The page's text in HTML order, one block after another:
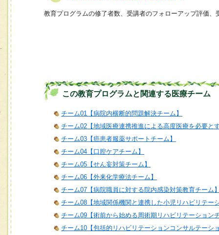
教育プログラムの修了者数、受講者のフォローアップ評価
この教育プログラムと関連する医療チーム
チーム01【病院内横断的問題解決チーム】
チーム02【地域医療連携推進による高度医療を必要と
チーム03【癌患者服薬サポートチーム】
チーム04【口腔ケアチーム】
チーム05【せん妄対策チーム】
チーム06【外来化学療法チーム】
チーム07【病院職員に対する院内感染対策教育チーム
チーム08【地域関係機関と連携した小児リハビリテー
チーム09【術前から始める周術期リハビリテーション
チーム10【包括的リハビリテーションコンサルテーシ